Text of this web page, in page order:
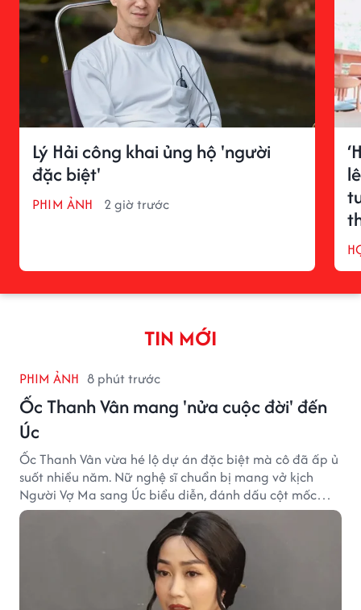
Lý Hải công khai ủng hộ 'người
đặc biệt'
PHIM ẢNH 2 giờ trước
TIN MỚI
PHIM ẢNH 8 phút trước
Ốc Thanh Vân mang 'nửa cuộc đời' đến
Úc
Ốc Thanh Vân vừa hé lộ dự án đặc biệt mà cô đã ấp ủ
suốt nhiều năm. Nữ nghệ sĩ chuẩn bị mang vở kịch
Người Vợ Ma sang Úc biểu diễn, đánh dấu cột mốc
đáng nhớ trong hành trình làm nghề.